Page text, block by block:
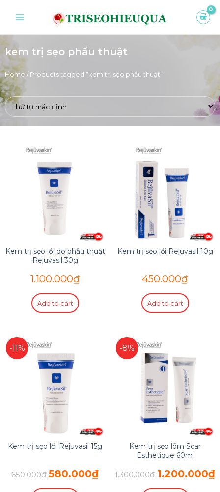
kem trị sẹo phẩu thuật
Home / Products tagged “kem trị sẹo phẩu thuật”
Kem trị sẹo lồi do phẫu thuật
Rejuvasil 30g
1.100.000₫
Add to cart
Kem trị sẹo lồi Rejuvasil 10g
450.000₫
Add to cart
-11%
Kem trị sẹo lồi Rejuvasil 15g
650.000₫ 580.000₫
-8%
Kem trị sẹo lõm Scar
Esthetique 60ml
1.300.000₫ 1.200.000₫